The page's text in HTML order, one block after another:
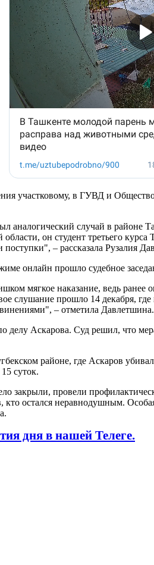
участковому, в ГУВД и
аналогический случай в
он студент третьего курса
– рассказала Рузалия
онлайн прошло судебное
мягкое наказание, ведь
слушание прошло 14 декабря,
– отметила Давлетшина.
Аскарова. Суд решил, что
районе, где Аскаров
суток.
закрыли, провели
кто остался неравнодушным.
дня в нашей Телеге.